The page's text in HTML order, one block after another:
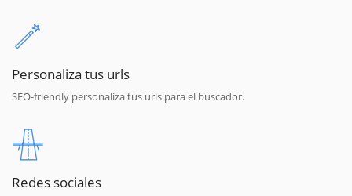
Personaliza tus urls
SEO-friendly personaliza tus urls para el buscador.
Redes sociales